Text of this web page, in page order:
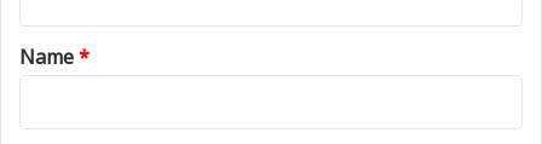
*
Name*